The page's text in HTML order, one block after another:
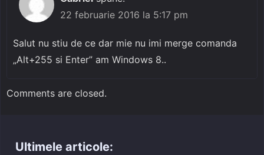
22 februarie 2016 la 5:17 pm
Salut nu stiu de ce dar mie nu imi merge comanda
„Alt+255 si Enter” am Windows 8..
Comments are closed.
Ultimele articole: